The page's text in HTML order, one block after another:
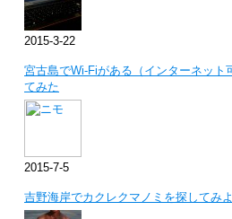
2015-3-22
宮古島でWi-Fiがある（インターネット
てみた
2015-7-5
吉野海岸でカクレクマノミを探してみ